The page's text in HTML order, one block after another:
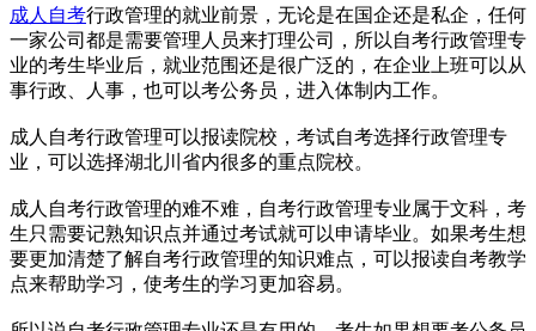
成人自考行政管理的就业前景，无论是在国企还是私企，任何
一家公司都是需要管理人员来打理公司，所以自考行政管理专
业的考生毕业后，就业范围还是很广泛的，在企业上班可以从
事行政、人事，也可以考公务员，进入体制内工作。
成人自考行政管理可以报读院校，考试自考选择行政管理专
业，可以选择湖北川省内很多的重点院校。
成人自考行政管理的难不难，自考行政管理专业属于文科，考
生只需要记熟知识点并通过考试就可以申请毕业。如果考生想
要更加清楚了解自考行政管理的知识难点，可以报读自考教学
点来帮助学习，使考生的学习更加容易。